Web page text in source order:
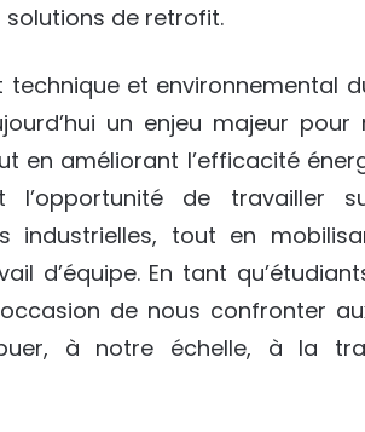
de retrofit.
et environnemental
un enjeu majeur pour
en améliorant l’efficacité
de travailler
industrielles, tout en
d’équipe. En tant
occasion de nous confronter
à notre échelle, à la